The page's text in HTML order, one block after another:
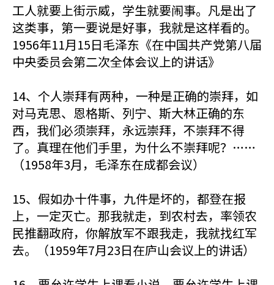
工人就要上街示威，学生就要闹事。凡是出了
这类事，第一要说是好事，我就是这样看的。
1956年11月15日毛泽东《在中国共产党第八届
中央委员会第二次全体会议上的讲话》
14、个人崇拜有两种，一种是正确的崇拜，如
对马克思、恩格斯、列宁、斯大林正确的东
西，我们必须崇拜，永远崇拜，不崇拜不得
了。真理在他们手里，为什么不崇拜呢？……
（1958年3月，毛泽东在成都会议）
15、假如办十件事，九件是坏的，都登在报
上，一定灭亡。那我就走，到农村去，率领农
民推翻政府，你解放军不跟我走，我就找红军
去。（1959年7月23日在庐山会议上的讲话）